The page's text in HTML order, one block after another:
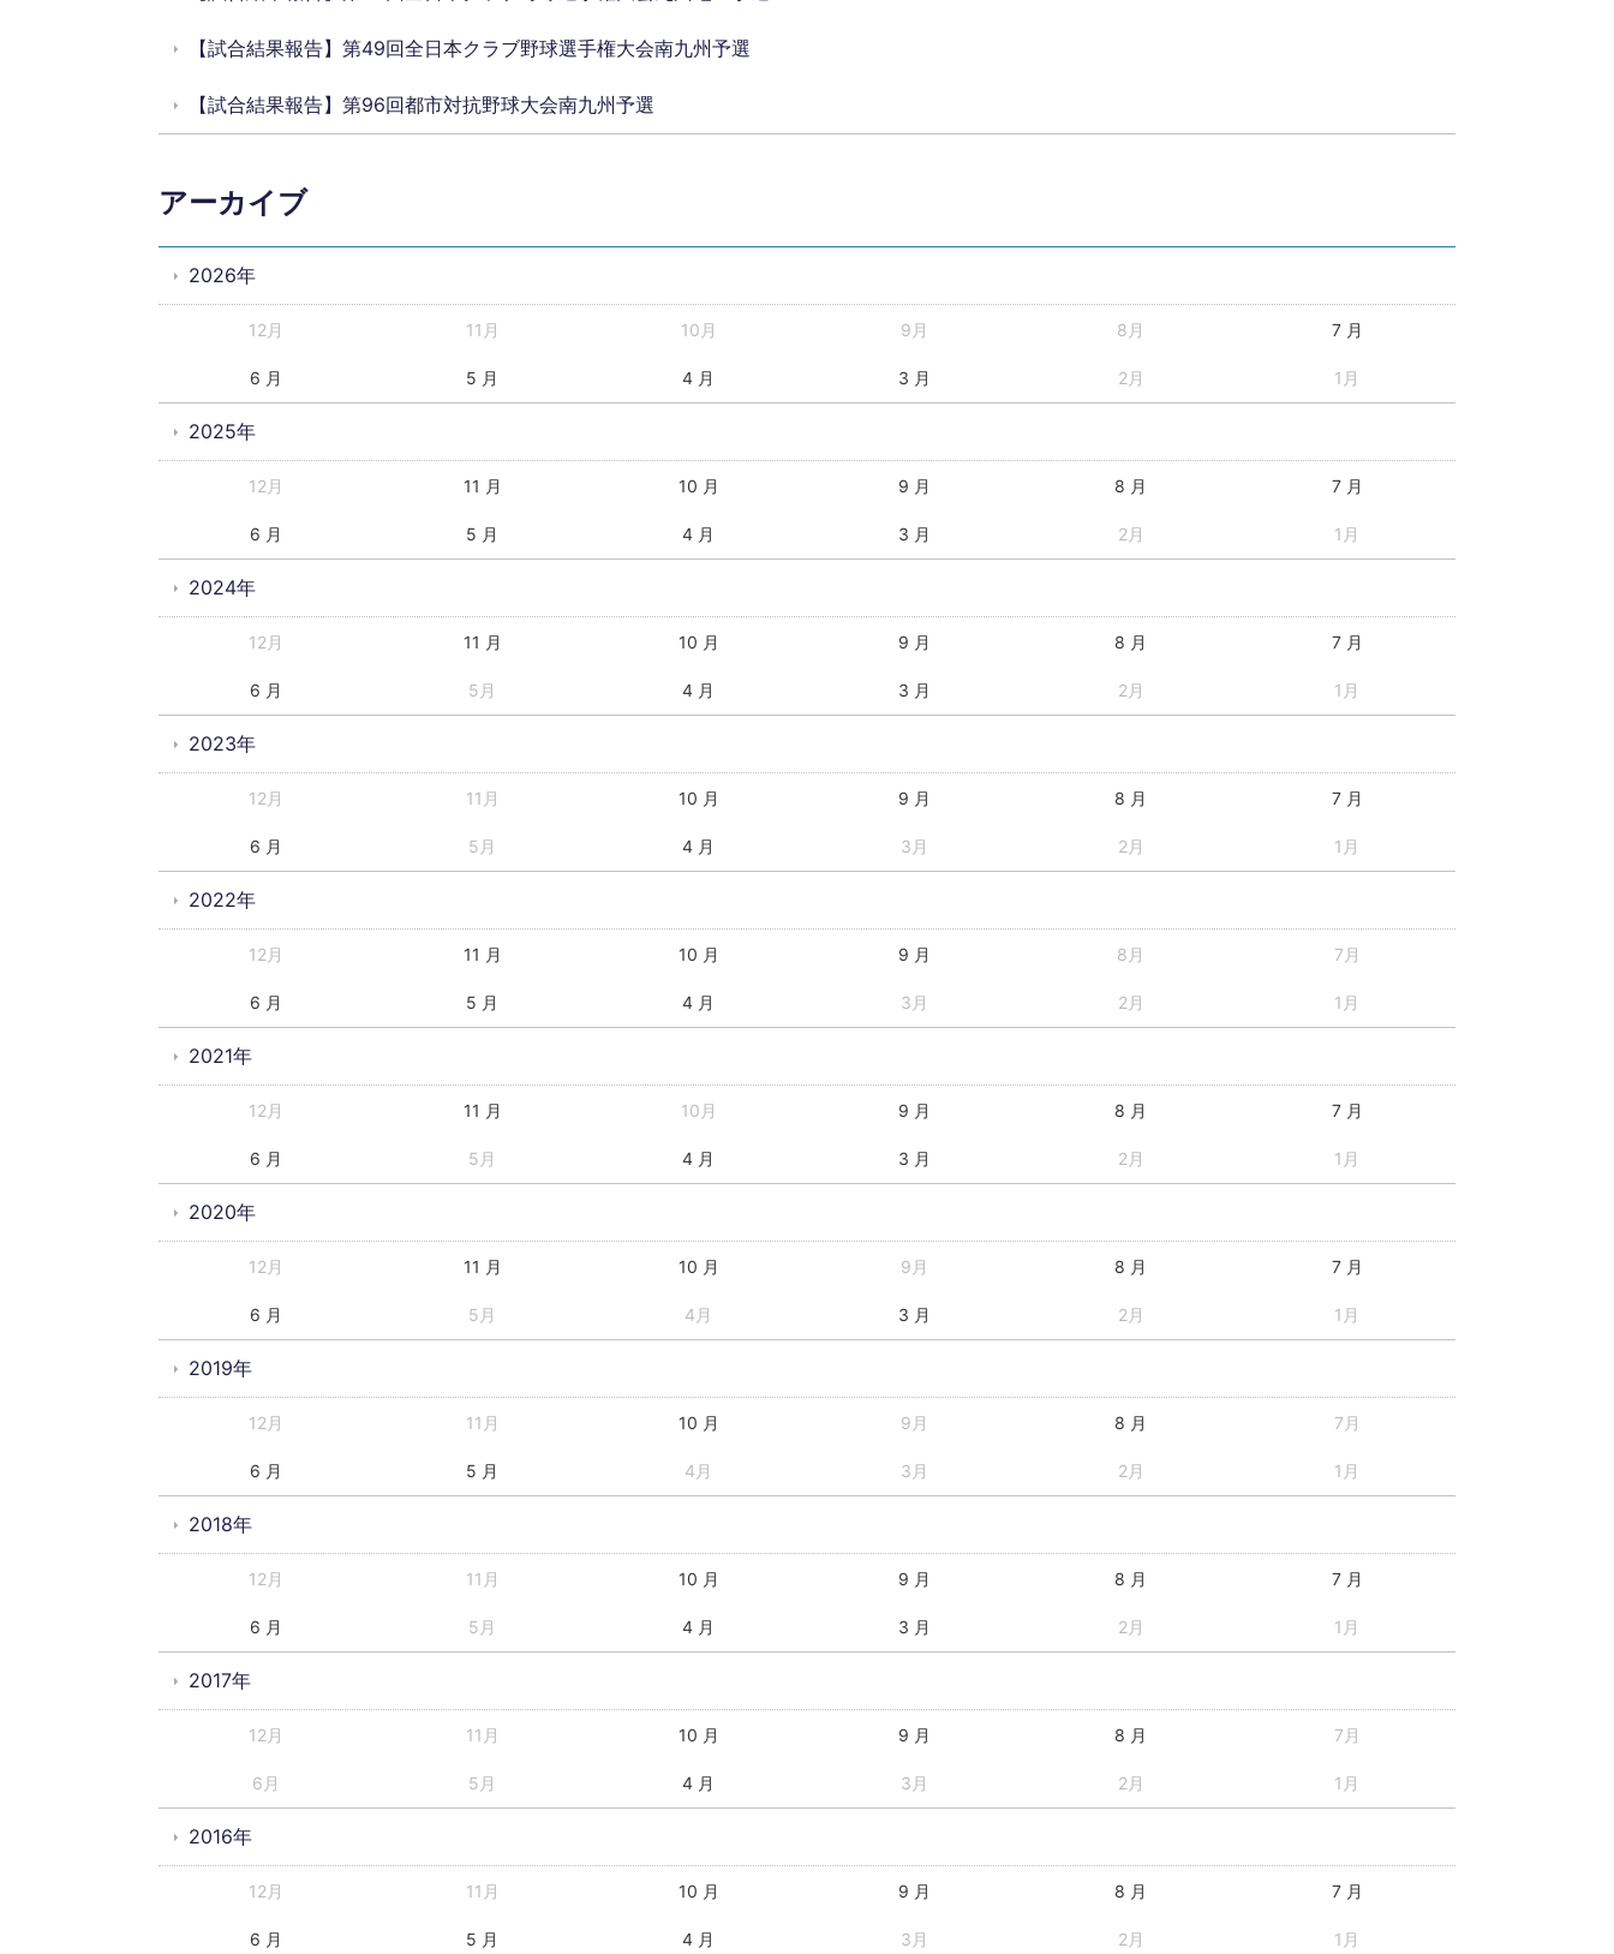
【試合結果報告】第49回全日本クラブ野球選手権大会南九州予選
【試合結果報告】第96回都市対抗野球大会南九州予選
アーカイブ
2026年
12月 11月 10月 9月 8月 7 月
6 月 5 月 4 月 3 月 2月 1月
2025年
12月 11 月 10 月 9 月 8 月 7 月
6 月 5 月 4 月 3 月 2月 1月
2024年
12月 11 月 10 月 9 月 8 月 7 月
6 月 5月 4 月 3 月 2月 1月
2023年
12月 11月 10 月 9 月 8 月 7 月
6 月 5月 4 月 3月 2月 1月
2022年
12月 11 月 10 月 9 月 8月 7月
6 月 5 月 4 月 3月 2月 1月
2021年
12月 11 月 10月 9 月 8 月 7 月
6 月 5月 4 月 3 月 2月 1月
2020年
12月 11 月 10 月 9月 8 月 7 月
6 月 5月 4月 3 月 2月 1月
2019年
12月 11月 10 月 9月 8 月 7月
6 月 5 月 4月 3月 2月 1月
2018年
12月 11月 10 月 9 月 8 月 7 月
6 月 5月 4 月 3 月 2月 1月
2017年
12月 11月 10 月 9 月 8 月 7月
6月 5月 4 月 3月 2月 1月
2016年
12月 11月 10 月 9 月 8 月 7 月
6 月 5 月 4 月 3月 2月 1月